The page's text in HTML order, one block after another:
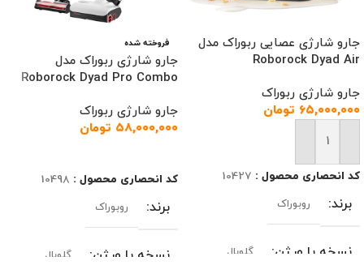
جارو شارژی عصایی ربوراک مدل
Roborock Dyad Air
جارو شارژی ربوراک
۶۵,۰۰۰,۰۰۰ تومان
افزودن به سبد خرید
کد انحصاری محصول : 10427
برند روبوراک
نسخه یا ورژن گلوبال
فروخته شده
جارو شارژی ربوراک مدل
Roborock Dyad Pro Combo
جارو شارژی ربوراک
۵۸,۰۰۰,۰۰۰ تومان
کد انحصاری محصول : 10498
برند روبوراک
نسخه یا ورژن گلوبال